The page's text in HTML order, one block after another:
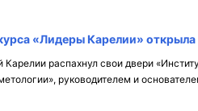
«Лидеры Карелии»
Карелии распахнул свои двери
руководителем и